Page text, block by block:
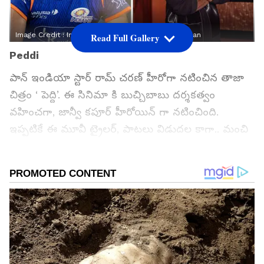
Image Credit :Instagram/jaspritb1, Alwaysramcharan
Peddi
పాన్ ఇండియా స్టార్ రామ్ చరణ్ హీరోగా నటించిన తాజా
చిత్రం ‘ పెద్ది’. ఈ సినిమా కి బుచ్చిబాబు దర్శకత్వం
వహించగా, జాన్వీ కపూర్ హీరోయిన్ గా నటించింది.
ఇప్పటికే ఈ మూవీ ట్రైలర్, పాటలు విడుదల కాగా.. మంచి
లెవల్ లో విడుదల చేయనున్నారు. దీనిలో భాగంగా ఇటీవల
భోపాల్ లో మూవీ మ్యూజిక్ లాంచ్ ఈవెంట్ చాలా గ్రాండ్
గా నిర్వహించారు.
గూగుల్‌లో ఆసక్తికరమైన సమాచారం కోసం ఏసియానెట్ తెలుగు
ను మీ ఫ్రిఫర్డ్ సోర్స్ గా ఎంచుకోండి
Read Full Gallery